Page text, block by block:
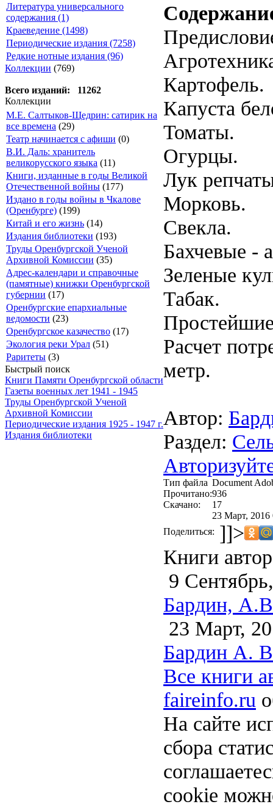
Литература универсального
содержания (1)
Краеведение (1498)
Периодические издания (7258)
Редкие нотные издания (96)
Коллекции (769)
Всего изданий: 11262
Коллекции
М.Е. Салтыков-Щедрин: сатирик на
все времена (29)
Театр начинается с афиши (0)
В.И. Даль: хранитель
великорусского языка (11)
Книги, изданные в годы Великой
Отечественной войны (177)
Издано в годы войны в Чкалове
(Оренбурге) (199)
Китай и его жизнь (14)
Издания библиотеки (193)
Труды Оренбургской Ученой
Архивной Комиссии (35)
Адрес-календари и справочные
(памятные) книжки Оренбургской
губернии (17)
Оренбургские епархиальные
ведомости (23)
Оренбургское казачество (17)
Экология реки Урал (51)
Раритеты (3)
Быстрый поиск
Книги Памяти Оренбургской области
Газеты военных лет 1941 - 1945
Труды Оренбургской Ученой
Архивной Комиссии
Периодические издания 1925 - 1947 г.
Издания библиотеки
Картофель.
Капуста
Томаты.
Огурцы.
Лук
Морковь.
Свекла.
Бахчевые -
Зеленые
Табак.
Расчет
метр.
Автор:
Раздел:
Тип файла Document
Прочитано:936
Скачано:
17
23 Март, 2016
Поделиться: ]]>
Книги
9
Бардин,
23 Март,
Бардин А.
Все книги
faireinfo.ru
На сайте
сбора
cookie